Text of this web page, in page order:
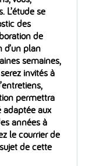
L’étude se
des
de
d’un plan
semaines,
invités à
permettra
aux
années à
le courrier de
de cette